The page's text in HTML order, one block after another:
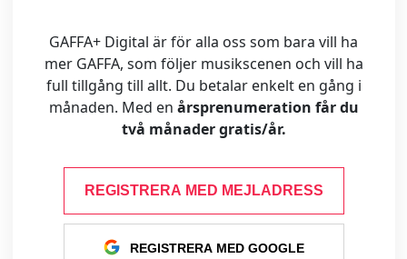
GAFFA+ Digital är för alla oss som bara vill ha
mer GAFFA, som följer musikscenen och vill ha
full tillgång till allt. Du betalar enkelt en gång i
månaden. Med en årsprenumeration får du
två månader gratis/år.
REGISTRERA MED MEJLADRESS
REGISTRERA MED GOOGLE